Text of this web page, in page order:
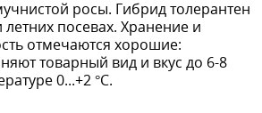
росы. Гибрид толерантен
посевах. Хранение и
отмечаются хорошие:
товарный вид и вкус до 6-8
0...+2 °C.